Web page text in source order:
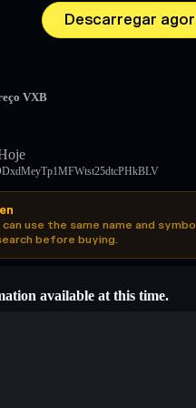
Descarregar
VXB
use the same name and
before buying.
available at this time.